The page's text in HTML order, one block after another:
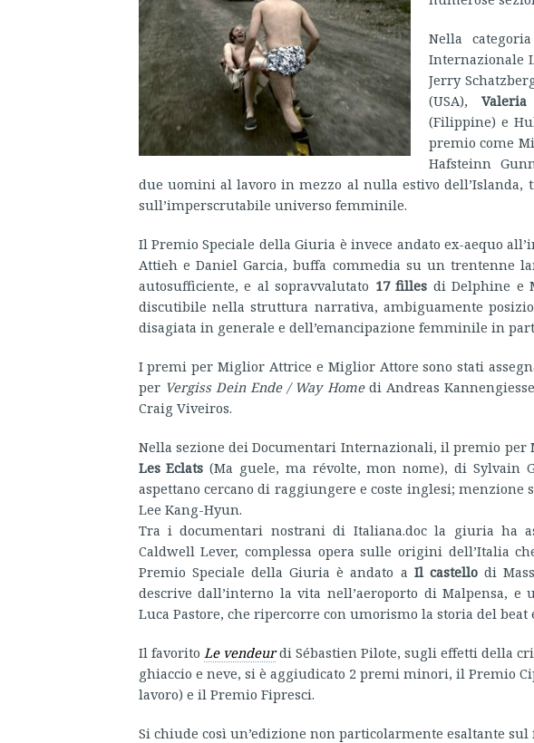
Nella
Internazionale
Jerry
(USA),
(Filippine) e
premio come
Hafsteinn
due uomini al lavoro in mezzo al nulla estivo
sull’imperscrutabile universo femminile.
Il Premio Speciale della Giuria è invece andato ex-aequo
Attieh e Daniel Garcia, buffa commedia su un trentenne
autosufficiente, e al sopravvalutato 17 filles di Delphine e
discutibile nella struttura narrativa, ambiguamente
disagiata in generale e dell’emancipazione femminile in
I premi per Miglior Attrice e Miglior Attore sono stati
perVergiss Dein Ende / Way Homedi Andreas
Craig Viveiros.
Nella sezione dei Documentari Internazionali, il premio
Les Eclats (Ma guele, ma révolte, mon nome), di Sylvain
aspettano cercano di raggiungere e coste inglesi; menzione
Lee Kang-Hyun.
Tra i documentari nostrani di Italiana.doc la giuria ha
Caldwell Lever, complessa opera sulle origini dell’Italia
Premio Speciale della Giuria è andato a Il castello di
descrive dall’interno la vita nell’aeroporto di Malpensa, e
Luca Pastore, che ripercorre con umorismo la storia del beat
Il favorito Le vendeurdi Sébastien Pilote, sugli effetti della
ghiaccio e neve, si è aggiudicato 2 premi minori, il Premio
lavoro) e il Premio Fipresci.
Si chiude così un’edizione non particolarmente esaltante